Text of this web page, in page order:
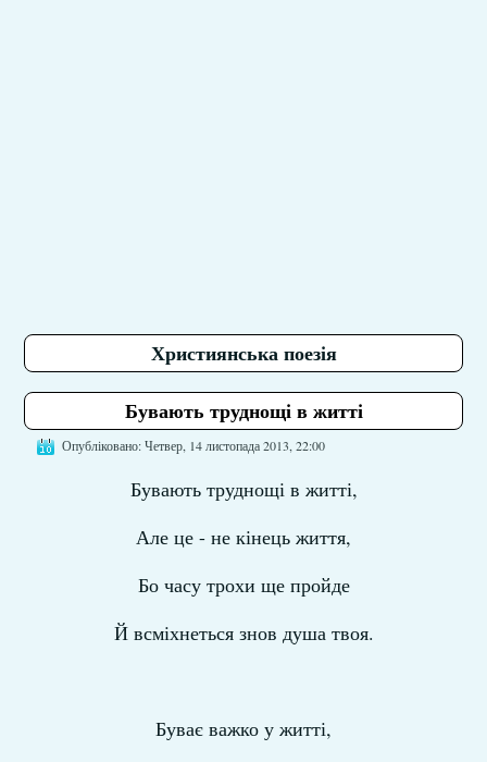
Християнська поезія
Бувають труднощі в житті
Опубліковано: Четвер, 14 листопада 2013, 22:00
Бувають труднощі в житті,
Але це - не кінець життя,
Бо часу трохи ще пройде
Й всміхнеться знов душа твоя.
Буває важко у житті,